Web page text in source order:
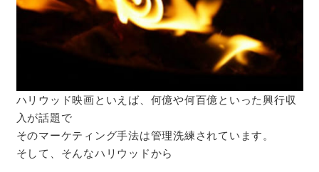
ハリウッド映画といえば、何億や何百億といった興行収
入が話題で
そのマーケティング手法は管理洗練されています。
そして、そんなハリウッドから